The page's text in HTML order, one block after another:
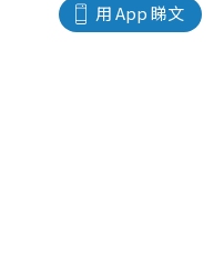
用 App 睇文